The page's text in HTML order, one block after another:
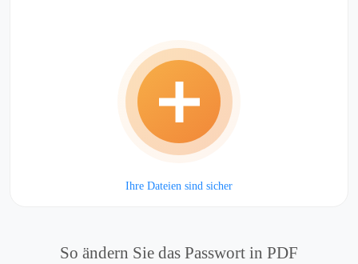
Ihre Dateien sind sicher
So ändern Sie das Passwort in PDF